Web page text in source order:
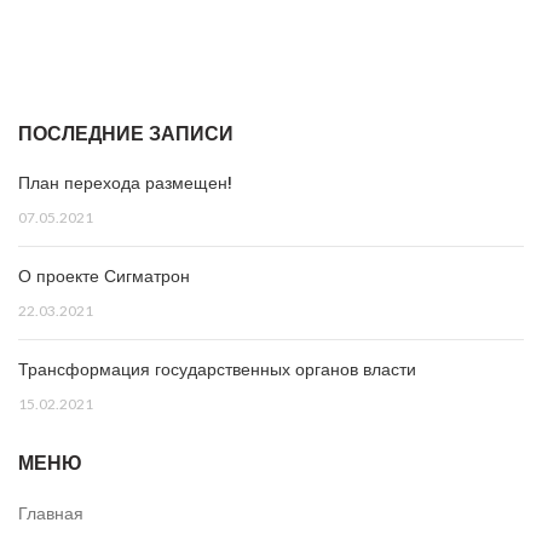
ПОСЛЕДНИЕ ЗАПИСИ
План перехода размещен!
07.05.2021
О проекте Сигматрон
22.03.2021
Трансформация государственных органов власти
15.02.2021
МЕНЮ
Главная